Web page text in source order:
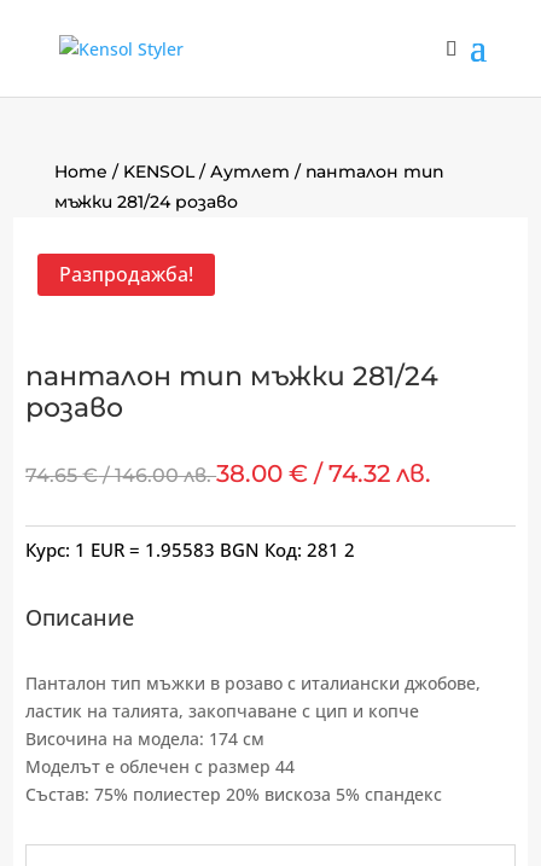
Home / KENSOL/Аутлет / панталон тип
мъжки 281/24 розаво
Разпродажба!
панталон тип мъжки 281/24
розаво
74.65€/ 146.00 лв.38.00€ / 74.32 лв.
Курс: 1 EUR = 1.95583 BGN Код:281 2
Описание
Панталон тип мъжки в розаво с италиански джобове,
ластик на талията, закопчаване с цип и копче
Височина на модела: 174 см
Моделът е облечен с размер 44
Състав: 75% полиестер 20% вискоза 5% спандекс